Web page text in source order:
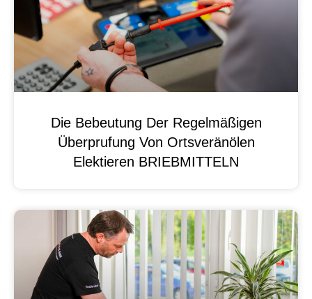
Die Bebeutung Der Regelmäßigen
Überprufung Von Ortsveränölen
Elektieren BRIEBMITTELN